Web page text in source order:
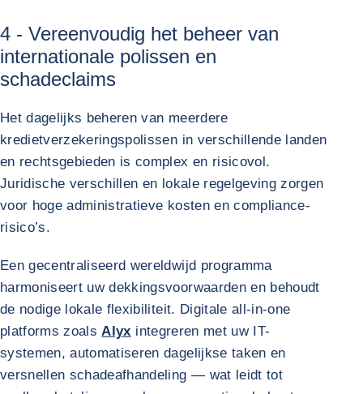
4 - Vereenvoudig het beheer van
internationale polissen en
schadeclaims
Het dagelijks beheren van meerdere
kredietverzekeringspolissen in verschillende landen
en rechtsgebieden is complex en risicovol.
Juridische verschillen en lokale regelgeving zorgen
voor hoge administratieve kosten en compliance-
risico’s.
Een gecentraliseerd wereldwijd programma
harmoniseert uw dekkingsvoorwaarden en behoudt
de nodige lokale flexibiliteit. Digitale all-in-one
platforms zoalsAlyx integreren met uw IT-
systemen, automatiseren dagelijkse taken en
versnellen schadeafhandeling — wat leidt tot